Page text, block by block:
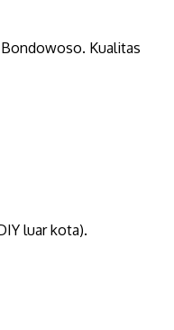
Kualitas
luar kota).